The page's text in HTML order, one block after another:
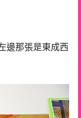
邊那張是東成西